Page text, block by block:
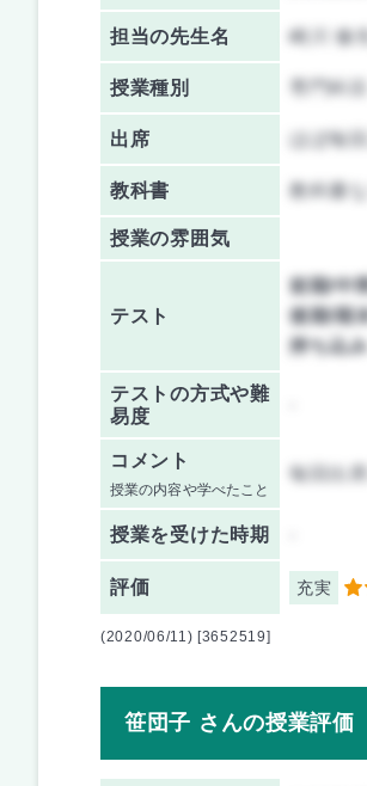
担当の先生名 崎川 修
授業種別 専門科目
出席 ほぼ毎
教科書 教科書
授業の雰囲気
テスト
前期/中
後期/期
持ち込み
テストの方式や難
易度
コメント
授業の内容や学べたこと
毎回出
授業を受けた時期
評価 充実 4
(2020/06/11) [3652519]
笹団子 さんの授業評価